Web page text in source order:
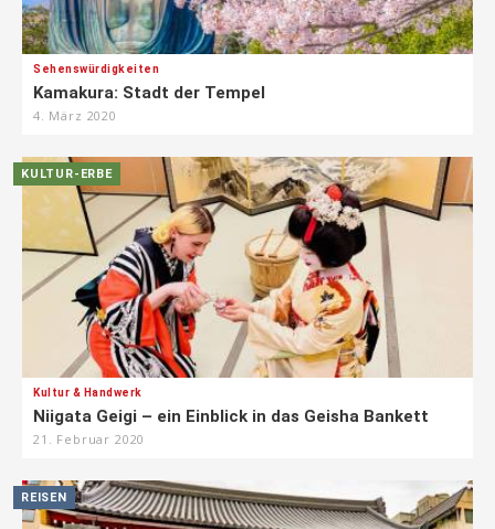
Sehenswürdigkeiten
Kamakura: Stadt der Tempel
4. März 2020
KULTUR-ERBE
Kultur & Handwerk
Niigata Geigi – ein Einblick in das Geisha Bankett
21. Februar 2020
REISEN